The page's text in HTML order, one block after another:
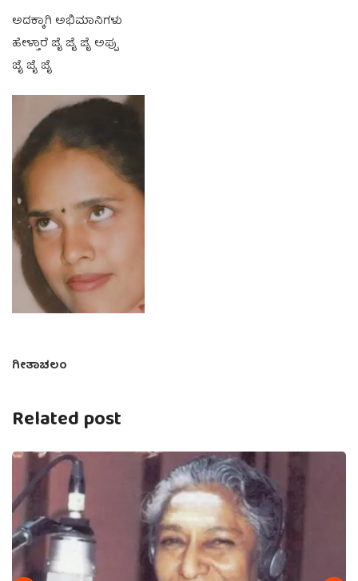
ಅದಕ್ಕಾಗಿ ಅಭಿಮಾನಿಗಳು
ಹೇಳ್ತಾರೆ ಜೈ ಜೈ ಜೈ ಅಪ್ಪು
ಜೈ ಜೈ ಜೈ
ಗೀತಾಚಲಂ
Related post